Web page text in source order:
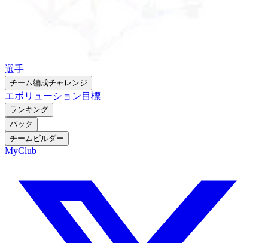
選手
チーム編成チャレンジ
エボリューション 目標
ランキング
パック
チームビルダー
MyClub